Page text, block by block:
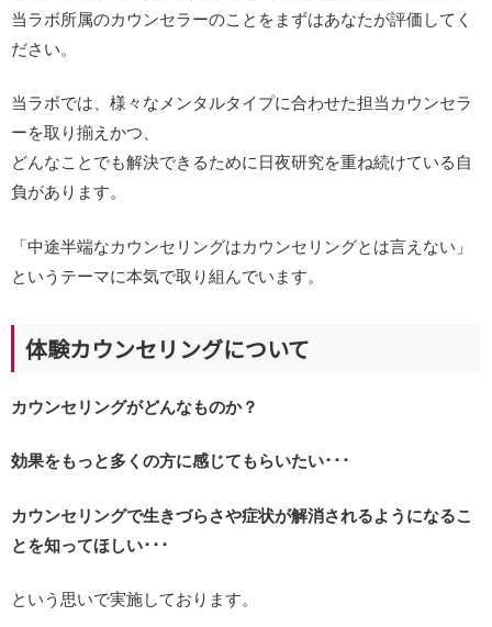
当ラボ所属のカウンセラーのことをまずはあなたが評価してく
ださい。
当ラボでは、様々なメンタルタイプに合わせた担当カウンセラ
ーを取り揃えかつ、
どんなことでも解決できるために日夜研究を重ね続けている自
負があります。
「中途半端なカウンセリングはカウンセリングとは言えない」
というテーマに本気で取り組んでいます。
体験カウンセリングについて
カウンセリングがどんなものか？
効果をもっと多くの方に感じてもらいたい･･･
カウンセリングで生きづらさや症状が解消されるようになるこ
とを知ってほしい･･･
という思いで実施しております。